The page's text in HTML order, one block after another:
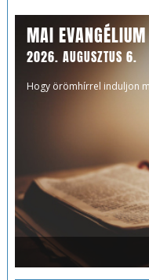
MAI EVANGÉLIUM
2026. AUGUSZTUS 6.
Hogy örömhírrel induljon